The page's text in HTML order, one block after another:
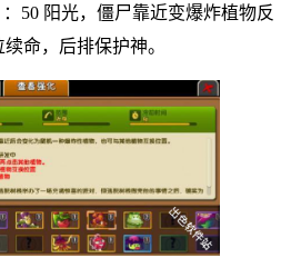
50 阳光，僵尸靠近变爆炸植物反
命，后排保护神。